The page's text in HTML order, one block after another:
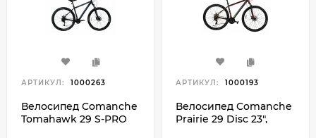
АРТИКУЛ: 1000263
Велосипед Comanche
Tomahawk 29 S-PRO
АРТИКУЛ: 1000193
Велосипед Comanche
Prairie 29 Disc 23",